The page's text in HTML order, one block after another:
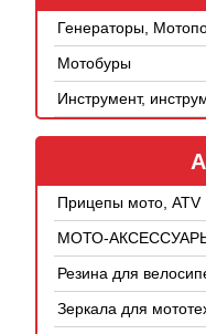
Генераторы,
Мотобуры
Инструмент,
Прицепы мото, ATV
МОТО-
Резина для
Зеркала для